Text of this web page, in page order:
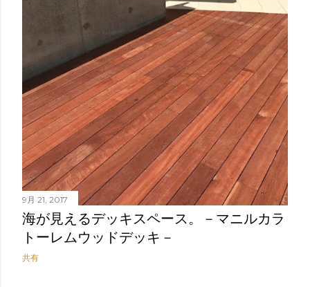
9月 21, 2017
海が見えるデッキスペース。－マニルカラ
トーレムウッドデッキ－
共有